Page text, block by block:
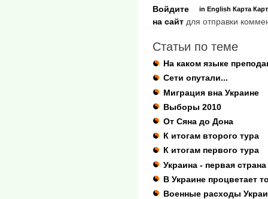
in English Карта
Войдите
на сайт для отправки
Статьи по теме
На каком языке
Сети опутали...
Миграция вна Украине
Выборы 2010
От Сяна до Дона
К итогам второго тура
К итогам первого тура
Украина - первая
В Украине процветает
Военные расходы